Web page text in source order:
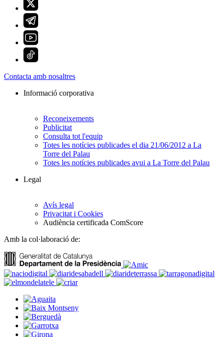
Contacta amb nosaltres
Informació corporativa
Reconeixements
Publicitat
Consulta tot l'equip
Totes les notícies publicades el dia 21/06/2012 a La
Torre del Palau
Totes les notícies publicades avui a La Torre del Palau
Legal
Avís legal
Privacitat i Cookies
Audiència certificada ComScore
Amb la col·laboració de: